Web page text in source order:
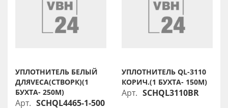
УПЛОТНИТЕЛЬ БЕЛЫЙ
ДЛЯVECA(СТВОРК)(1
БУХТА- 250М)
Арт. SCHQL4465-1-500
УПЛОТНИТЕЛЬ QL-3110
КОРИЧ.(1 БУХТА- 150М)
Арт. SCHQL3110BR